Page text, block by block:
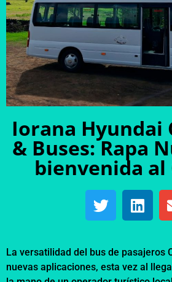
Iorana Hyundai
& Buses: Rapa
bienvenida al
La versatilidad del bus de pasajeros
nuevas aplicaciones, esta vez al